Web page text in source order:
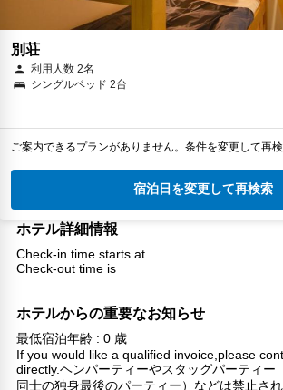
別荘
利用人数 2名
シングルベッド 2台
ご案内できるプランがありません。条件を変更して再検
宿泊日を変更して再検索
ホテル詳細情報
Check-in time starts at
Check-out time is
ホテルからの重要なお知らせ
最低宿泊年齢 : 0 歳
If you would like a qualified invoice,please
directly.ヘンパーティーやスタッグパーティー
同士の独身最後のパーティー）などは禁止され